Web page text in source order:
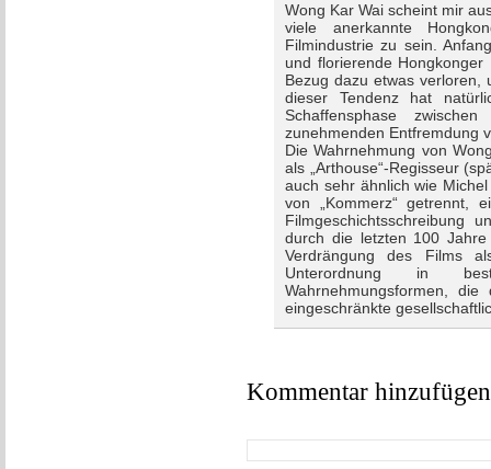
Wong Kar Wai scheint mir
viele anerkannte
Filmindustrie zu sein.
und florierende
Bezug dazu etwas verloren,
dieser Tendenz hat
Schaffensphase
zunehmenden Entfremdung
Die Wahrnehmung von
als „Arthouse“-Regisseur
auch sehr ähnlich wie
von „Kommerz“ getrennt,
Filmgeschichtsschreibung
durch die letzten 100
Verdrängung des Films
Unterordnung in
Wahrnehmungsformen,
eingeschränkte
Kommentar hinzufügen